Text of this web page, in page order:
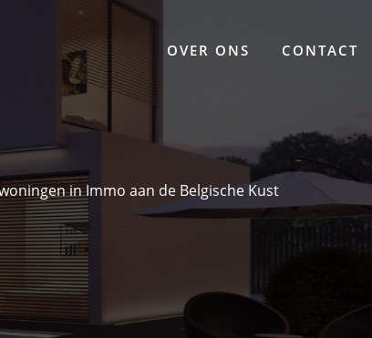
OVER ONS CONTACT
in Immo aan de Belgische Kust